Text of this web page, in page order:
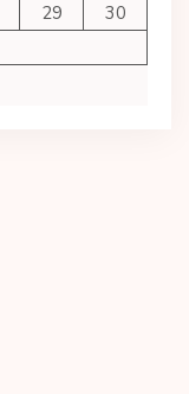
29
30